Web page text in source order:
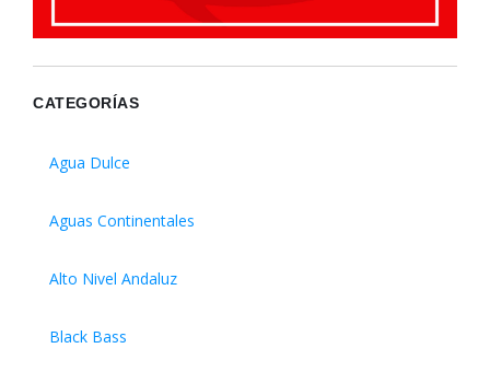
CATEGORÍAS
Agua Dulce
Aguas Continentales
Alto Nivel Andaluz
Black Bass